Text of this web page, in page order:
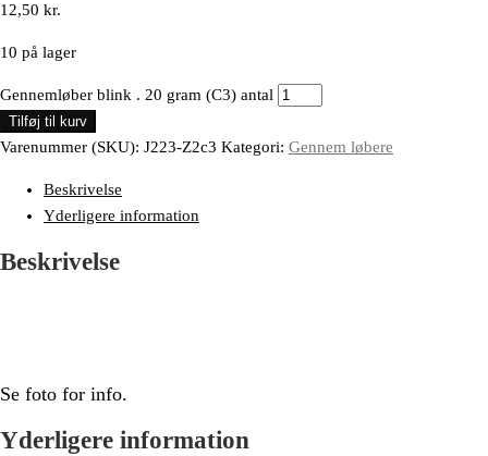
12,50 kr.
10 på lager
Gennemløber blink . 20 gram (C3) antal
Tilføj til kurv
Varenummer (SKU): J223-Z2c3 Kategori: Gennem løbere
Beskrivelse
Yderligere information
Beskrivelse
Se foto for info.
Yderligere information